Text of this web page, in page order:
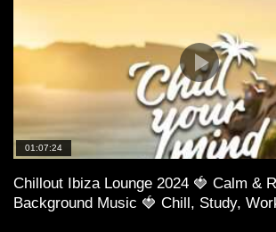
01:07:24
Chillout Ibiza Lounge 2024 🍓 Calm &
Background Music 🍓 Chill, Study,